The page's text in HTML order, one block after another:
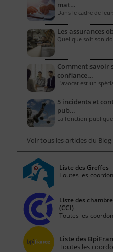
mat…
Dans le cadre de
Les assurances
Quel que soit son
Comment savoir
confiance…
L'avocat est un
5 incidents et
pub…
La fonction
Voir tous les articles du Blog
Liste des Greffes
Toutes les
Liste des
(CCI)
Toutes les
Liste des
Toutes les